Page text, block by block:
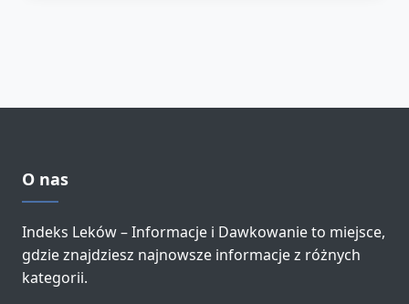
O nas
Indeks Leków – Informacje i Dawkowanie to miejsce,
gdzie znajdziesz najnowsze informacje z różnych
kategorii.